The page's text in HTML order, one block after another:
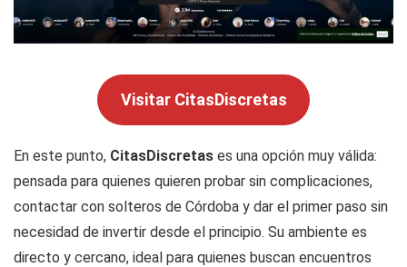
Visitar CitasDiscretas
En este punto, CitasDiscretas es una opción muy válida:
pensada para quienes quieren probar sin complicaciones,
contactar con solteros de Córdoba y dar el primer paso sin
necesidad de invertir desde el principio. Su ambiente es
directo y cercano, ideal para quienes buscan encuentros